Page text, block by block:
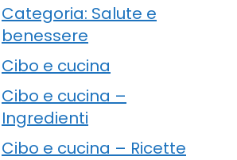
Categoria: Salute e
benessere
Cibo e cucina
Cibo e cucina –
Ingredienti
Cibo e cucina – Ricette